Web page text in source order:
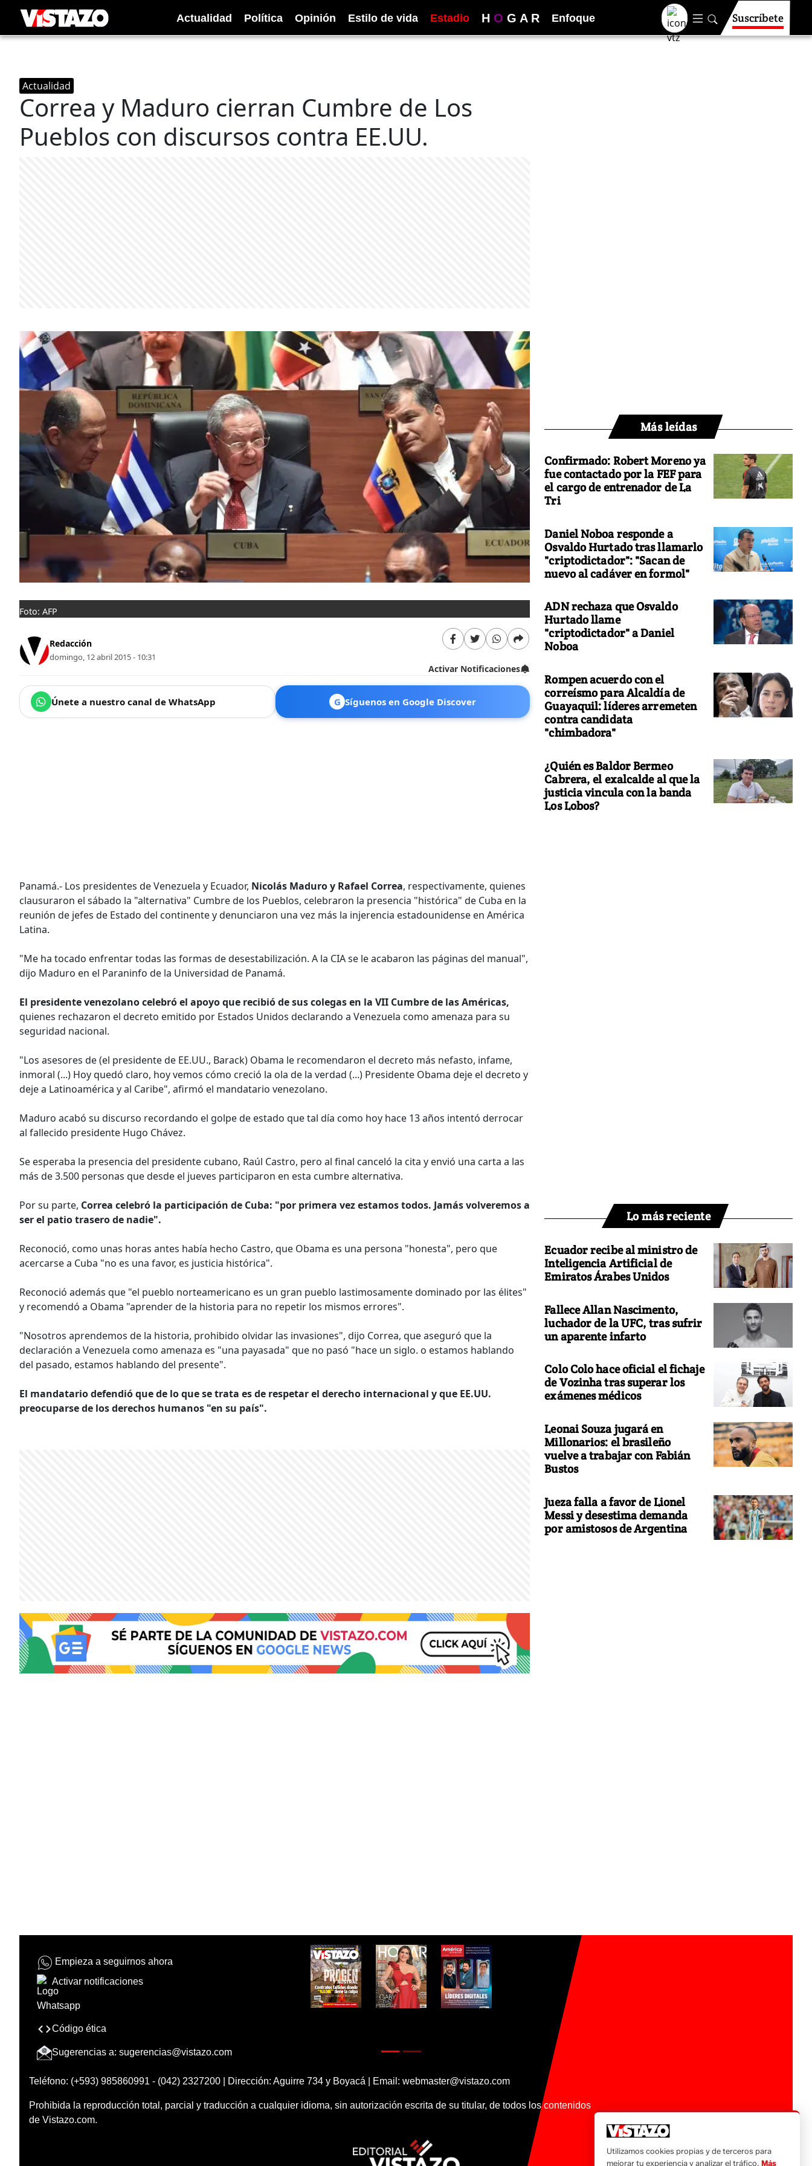
Actualidad Política Opinión Estilo de vida Estadio H O G A R Enfoque Suscríbete
Actualidad
Correa y Maduro cierran Cumbre de Los
Pueblos con discursos contra EE.UU.
Foto: AFP
Redacción
domingo, 12 abril 2015 - 10:31
Activar Notificaciones
Únete a nuestro canal de WhatsApp G Síguenos en Google Discover
Panamá.- Los presidentes de Venezuela y Ecuador, Nicolás Maduro y Rafael Correa, respectivamente, quienes
clausuraron el sábado la "alternativa" Cumbre de los Pueblos, celebraron la presencia "histórica" de Cuba en la
reunión de jefes de Estado del continente y denunciaron una vez más la injerencia estadounidense en América
Latina.
"Me ha tocado enfrentar todas las formas de desestabilización. A la CIA se le acabaron las páginas del manual",
dijo Maduro en el Paraninfo de la Universidad de Panamá.
El presidente venezolano celebró el apoyo que recibió de sus colegas en la VII Cumbre de las Américas,
quienes rechazaron el decreto emitido por Estados Unidos declarando a Venezuela como amenaza para su
seguridad nacional.
"Los asesores de (el presidente de EE.UU., Barack) Obama le recomendaron el decreto más nefasto, infame,
inmoral (...) Hoy quedó claro, hoy vemos cómo creció la ola de la verdad (...) Presidente Obama deje el decreto y
deje a Latinoamérica y al Caribe", afirmó el mandatario venezolano.
Maduro acabó su discurso recordando el golpe de estado que tal día como hoy hace 13 años intentó derrocar
al fallecido presidente Hugo Chávez.
Se esperaba la presencia del presidente cubano, Raúl Castro, pero al final canceló la cita y envió una carta a las
más de 3.500 personas que desde el jueves participaron en esta cumbre alternativa.
Por su parte, Correa celebró la participación de Cuba: "por primera vez estamos todos. Jamás volveremos a
ser el patio trasero de nadie".
Reconoció, como unas horas antes había hecho Castro, que Obama es una persona "honesta", pero que
acercarse a Cuba "no es una favor, es justicia histórica".
Reconoció además que "el pueblo norteamericano es un gran pueblo lastimosamente dominado por las élites"
y recomendó a Obama "aprender de la historia para no repetir los mismos errores".
"Nosotros aprendemos de la historia, prohibido olvidar las invasiones", dijo Correa, que aseguró que la
declaración a Venezuela como amenaza es "una payasada" que no pasó "hace un siglo. o estamos hablando
del pasado, estamos hablando del presente".
El mandatario defendió que de lo que se trata es de respetar el derecho internacional y que EE.UU.
preocuparse de los derechos humanos "en su país".
Más leídas
Confirmado: Robert Moreno ya
fue contactado por la FEF para
el cargo de entrenador de La
Tri
Daniel Noboa responde a
Osvaldo Hurtado tras llamarlo
"criptodictador": "Sacan de
nuevo al cadáver en formol"
ADN rechaza que Osvaldo
Hurtado llame
"criptodictador" a Daniel
Noboa
Rompen acuerdo con el
correísmo para Alcaldía de
Guayaquil: líderes arremeten
contra candidata
"chimbadora"
¿Quién es Baldor Bermeo
Cabrera, el exalcalde al que la
justicia vincula con la banda
Los Lobos?
Lo más reciente
Ecuador recibe al ministro de
Inteligencia Artificial de
Emiratos Árabes Unidos
Fallece Allan Nascimento,
luchador de la UFC, tras sufrir
un aparente infarto
Colo Colo hace oficial el fichaje
de Vozinha tras superar los
exámenes médicos
Leonai Souza jugará en
Millonarios: el brasileño
vuelve a trabajar con Fabián
Bustos
Jueza falla a favor de Lionel
Messi y desestima demanda
por amistosos de Argentina
Empieza a seguirnos ahora
Activar notificaciones
Código ética
Sugerencias a: sugerencias@vistazo.com
Teléfono: (+593) 985860991 - (042) 2327200 | Dirección: Aguirre 734 y Boyacá | Email: webmaster@vistazo.com
Prohibida la reproducción total, parcial y traducción a cualquier idioma, sin autorización escrita de su titular, de todos los contenidos
de Vistazo.com.
Utilizamos cookies propias y de terceros para
mejorar tu experiencia y analizar el tráfico. Más